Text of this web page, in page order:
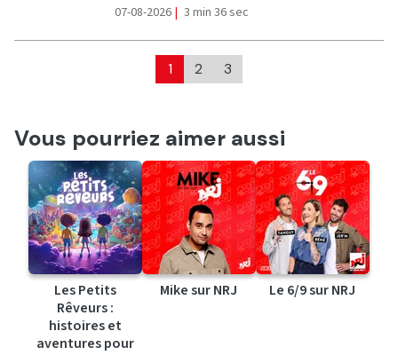
07-08-2026 | 3 min 36 sec
1 2 3
Vous pourriez aimer aussi
Les Petits
Rêveurs :
histoires et
aventures pour
Mike sur NRJ Le 6/9 sur NRJ